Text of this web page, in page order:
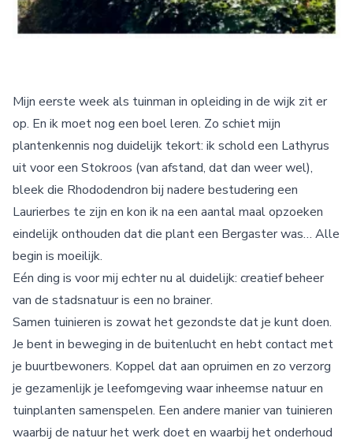
Mijn eerste week als tuinman in opleiding in de wijk zit er
op. En ik moet nog een boel leren. Zo schiet mijn
plantenkennis nog duidelijk tekort: ik schold een Lathyrus
uit voor een Stokroos (van afstand, dat dan weer wel),
bleek die Rhododendron bij nadere bestudering een
Laurierbes te zijn en kon ik na een aantal maal opzoeken
eindelijk onthouden dat die plant een Bergaster was… Alle
begin is moeilijk.
Eén ding is voor mij echter nu al duidelijk: creatief beheer
van de stadsnatuur is een no brainer.
Samen tuinieren is zowat het gezondste dat je kunt doen.
Je bent in beweging in de buitenlucht en hebt contact met
je buurtbewoners. Koppel dat aan opruimen en zo verzorg
je gezamenlijk je leefomgeving waar inheemse natuur en
tuinplanten samenspelen. Een andere manier van tuinieren
waarbij de natuur het werk doet en waarbij het onderhoud